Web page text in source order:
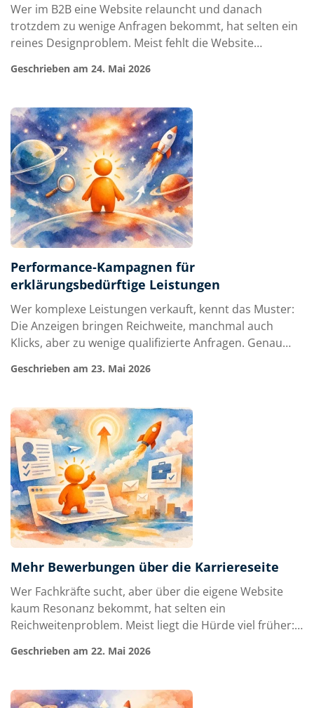
Wer im B2B eine Website relauncht und danach
trotzdem zu wenige Anfragen bekommt, hat selten ein
reines Designproblem. Meist fehlt die Website
nach Fakten. Sie prüfen Risiko, Vertrauenswürdigkeit,
Gerade bei erklärungsbedürftigen Lei…
Geschrieben am 24. Mai 2026
Performance-Kampagnen für
erklärungsbedürftige Leistungen
Wer komplexe Leistungen verkauft, kennt das Muster:
Die Anzeigen bringen Reichweite, manchmal auch
Klicks, aber zu wenige qualifizierte Anfragen. Genau
erklärungsbedürftige Leistungen – nicht an der
Menschen buchen keine beratungsintensive Lösun…
Geschrieben am 23. Mai 2026
Mehr Bewerbungen über die Karriereseite
Wer Fachkräfte sucht, aber über die eigene Website
kaum Resonanz bekommt, hat selten ein
Reichweitenproblem. Meist liegt die Hürde viel früher:
Bewerbungen über die Karriereseite erzielen will, muss
und vertrauenswürdiger. Gerade im Mittels…
Geschrieben am 22. Mai 2026